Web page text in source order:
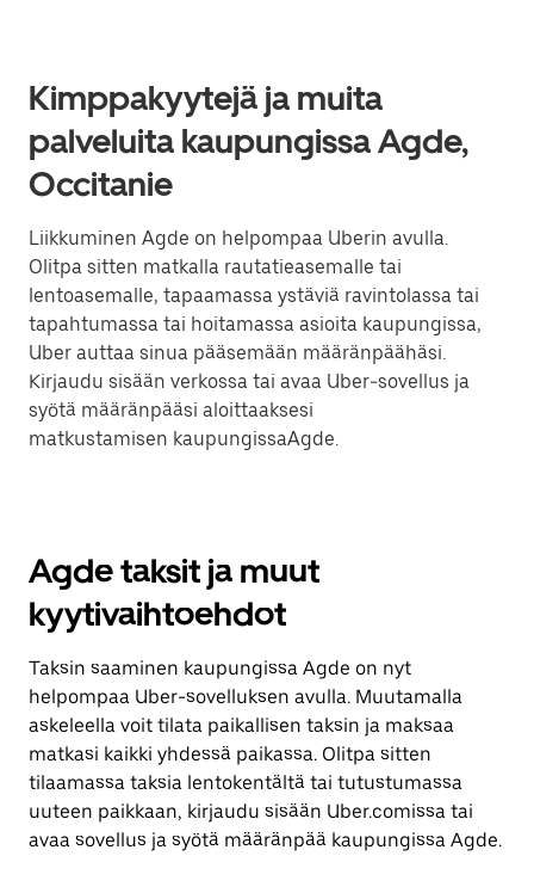
Kimppakyytejä ja muita
palveluita kaupungissa Agde,
Occitanie
Liikkuminen Agde on helpompaa Uberin avulla.
Olitpa sitten matkalla rautatieasemalle tai
lentoasemalle, tapaamassa ystäviä ravintolassa tai
tapahtumassa tai hoitamassa asioita kaupungissa,
Uber auttaa sinua pääsemään määränpäähäsi.
Kirjaudu sisään verkossa tai avaa Uber-sovellus ja
syötä määränpääsi aloittaaksesi
matkustamisen kaupungissaAgde.
Agde taksit ja muut
kyytivaihtoehdot
Taksin saaminen kaupungissa Agde on nyt
helpompaa Uber-sovelluksen avulla. Muutamalla
askeleella voit tilata paikallisen taksin ja maksaa
matkasi kaikki yhdessä paikassa. Olitpa sitten
tilaamassa taksia lentokentältä tai tutustumassa
uuteen paikkaan, kirjaudu sisään Uber.comissa tai
avaa sovellus ja syötä määränpää kaupungissa Agde.